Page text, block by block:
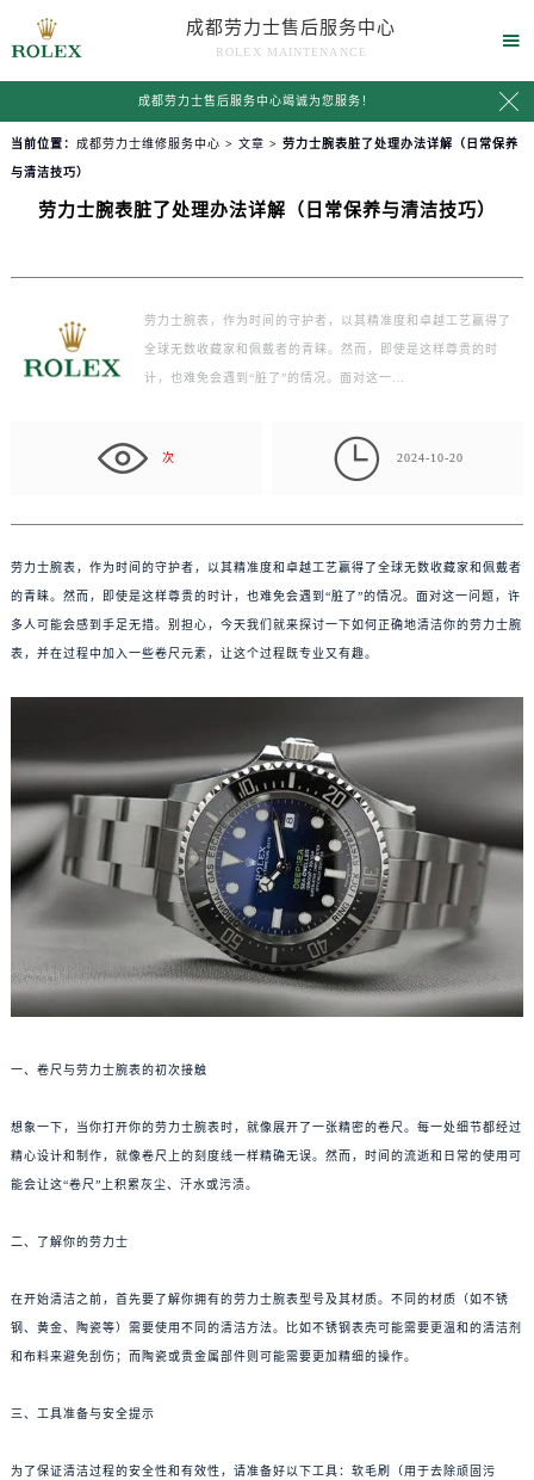
成都劳力士售后服务中心
ROLEX MAINTENANCE

成都劳力士售后服务中心竭诚为您服务！ 
当前位置： 成都劳力士维修服务中心 > 文章 > 劳力士腕表脏了处理办法详解（日常保养
与清洁技巧）
劳力士腕表脏了处理办法详解（日常保养与清洁技巧）
劳力士腕表，作为时间的守护者，以其精准度和卓越工艺赢得了
全球无数收藏家和佩戴者的青睐。然而，即使是这样尊贵的时
计，也难免会遇到“脏了”的情况。面对这一…
次  2024-10-20
劳力士腕表，作为时间的守护者，以其精准度和卓越工艺赢得了全球无数收藏家和佩戴者
的青睐。然而，即使是这样尊贵的时计，也难免会遇到“脏了”的情况。面对这一问题，许
多人可能会感到手足无措。别担心，今天我们就来探讨一下如何正确地清洁你的劳力士腕
表，并在过程中加入一些卷尺元素，让这个过程既专业又有趣。
一、卷尺与劳力士腕表的初次接触
想象一下，当你打开你的劳力士腕表时，就像展开了一张精密的卷尺。每一处细节都经过
精心设计和制作，就像卷尺上的刻度线一样精确无误。然而，时间的流逝和日常的使用可
能会让这“卷尺”上积累灰尘、汗水或污渍。
二、了解你的劳力士
在开始清洁之前，首先要了解你拥有的劳力士腕表型号及其材质。不同的材质（如不锈
钢、黄金、陶瓷等）需要使用不同的清洁方法。比如不锈钢表壳可能需要更温和的清洁剂
和布料来避免刮伤；而陶瓷或贵金属部件则可能需要更加精细的操作。
三、工具准备与安全提示
为了保证清洁过程的安全性和有效性，请准备好以下工具：软毛刷（用于去除顽固污